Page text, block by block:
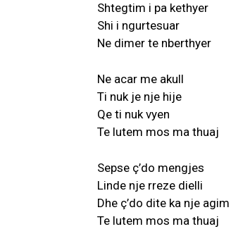
Shtegtim i pa kethyer
Shi i ngurtesuar
Ne dimer te nberthyer
Ne acar me akull
Ti nuk je nje hije
Qe ti nuk vyen
Te lutem mos ma thuaj
Sepse ç’do mengjes
Linde nje rreze dielli
Dhe ç’do dite ka nje agim
Te lutem mos ma thuaj